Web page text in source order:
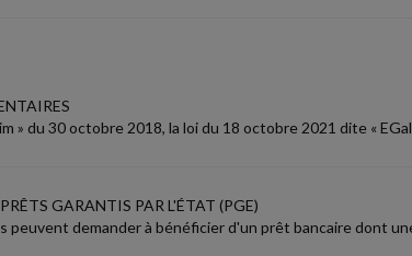
» du 30 octobre 2018, la loi du 18 octobre 2021 dite «
GARANTIS PAR L'ÉTAT (PGE)
peuvent demander à bénéficier d'un prêt bancaire dont